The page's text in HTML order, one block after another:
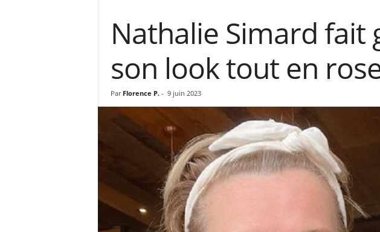
Nathalie Simard
son look tout en
Par Florence P. - 9 juin 2023